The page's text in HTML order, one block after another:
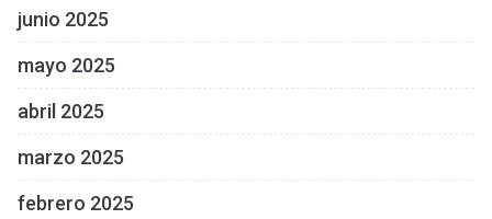
junio 2025
mayo 2025
abril 2025
marzo 2025
febrero 2025